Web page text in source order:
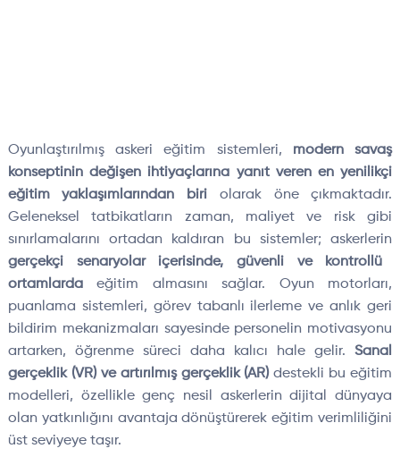
Oyunlaştırılmış askeri eğitim sistemleri, modern savaş
konseptinin değişen ihtiyaçlarına yanıt veren en yenilikçi
eğitim yaklaşımlarından biri olarak öne çıkmaktadır.
Geleneksel tatbikatların zaman, maliyet ve risk gibi
sınırlamalarını ortadan kaldıran bu sistemler; askerlerin
gerçekçi senaryolar içerisinde, güvenli ve kontrollü
ortamlardaeğitim almasını sağlar. Oyun motorları,
puanlama sistemleri, görev tabanl ı ilerleme ve anlık geri
bildirim mekanizmaları sayesinde personelin motivasyonu
artarken, öğrenme süreci daha kal ıcı hale gelir.Sanal
gerçeklik (VR) ve artırılmış gerçeklik (AR)destekli bu eğitim
modelleri, özellikle genç nesil askerlerin dijital dünyaya
olan yatkınlığını avantaja dönüştürerek eğitim verimliliğini
üst seviyeye taşır.